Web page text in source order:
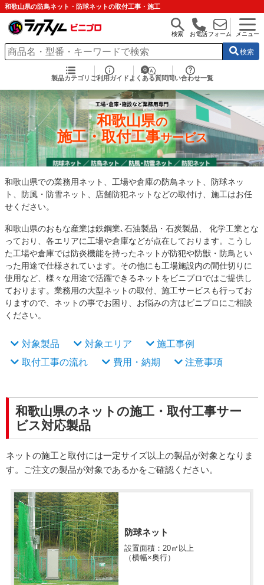
和歌山県の防鳥ネット・防球ネットの取付工事・施工
検索 お電話フォーム メニュー
検索
製品カテゴリ ご利用ガイド よくある質問 問い合わせ一覧
和歌山県の
施工・取付工事サービス
和歌山県での業務用ネット、工場や倉庫の防鳥ネット、防球ネッ
ト、防風・防雪ネット、店舗防犯ネットなどの取付け、施工はお任
せください。
和歌山県のおもな産業は鉄鋼業､石油製品・石炭製品、 化学工業とな
っており、各エリアに工場や倉庫などが点在しております。こうし
た工場や倉庫では防炎機能を持ったネットが防犯や防獣・防鳥とい
った用途で仕様されています。その他にも工場施設内の間仕切りに
使用など、様々な用途で活躍できるネットをビニプロではご提供し
ております。業務用の大型ネットの取付、施工サービスも行ってお
りますので、ネットの事でお困り、お悩みの方はビニプロにご相談
ください。
対象製品 対象エリア
施工事例
取付工事の流れ
費用・納期 注意事項
和歌山県のネットの施工・取付工事サー
ビス対応製品
ネットの施工と取付には一定サイズ以上の製品が対象となりま
す。ご注文の製品が対象であるかをご確認ください。
防球ネット
設置面積：20㎡以上
（横幅×奥行）